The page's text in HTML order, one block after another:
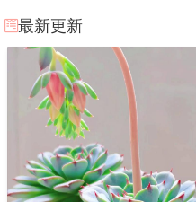
最新更新